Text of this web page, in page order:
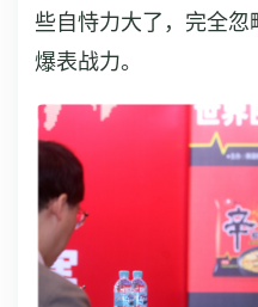
些自恃力大了，完全
爆表战力。